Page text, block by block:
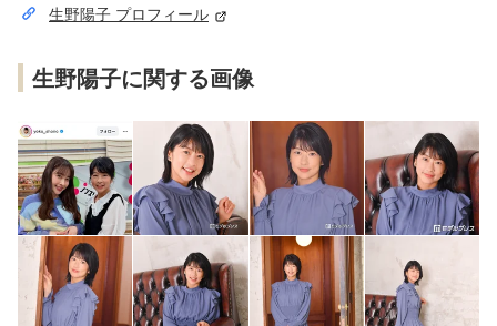
生野陽子 プロフィール
生野陽子に関する画像